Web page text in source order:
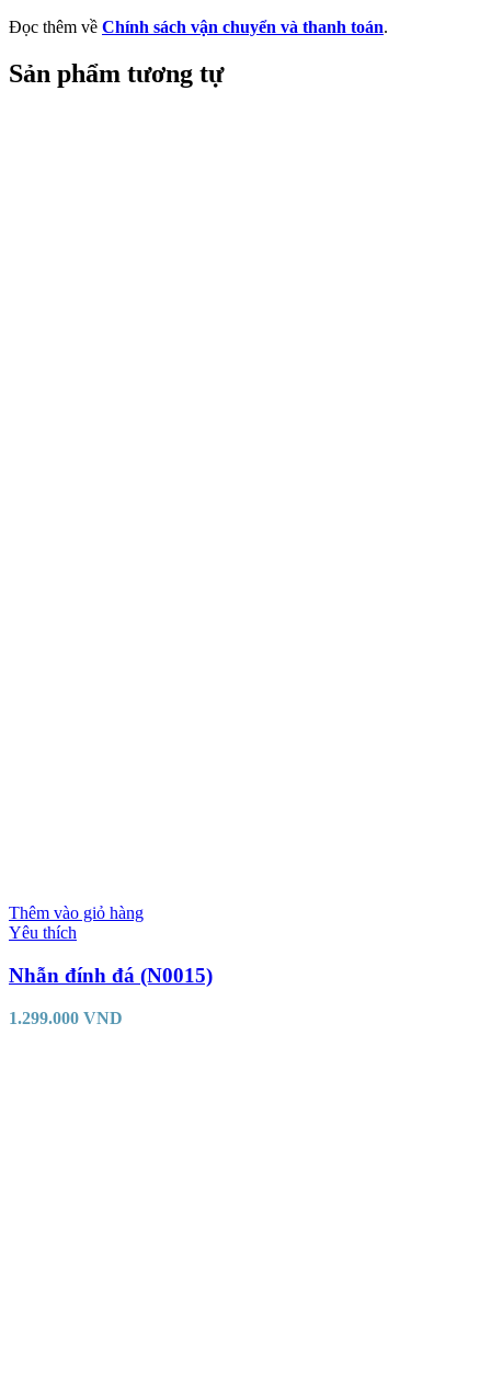
Đọc thêm về Chính sách vận chuyển và thanh toán.
Sản phẩm tương tự
Thêm vào giỏ hàng
Yêu thích
Nhẫn đính đá (N0015)
1.299.000 VND